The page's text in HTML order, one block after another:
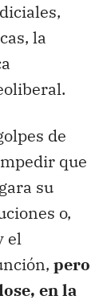
la
de
que
su
o,
el
pero
en la